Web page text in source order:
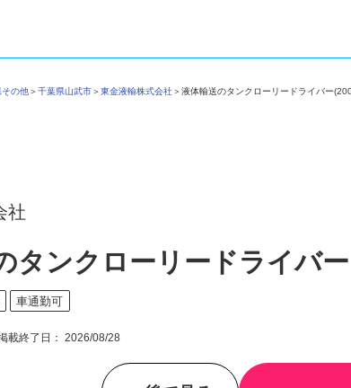
その他＞千葉県山武市＞東金液輸株式会社＞液体輸送のタンクローリードライバー
社
タンクローリードライバー
車通勤可
終了日： 2026/08/28